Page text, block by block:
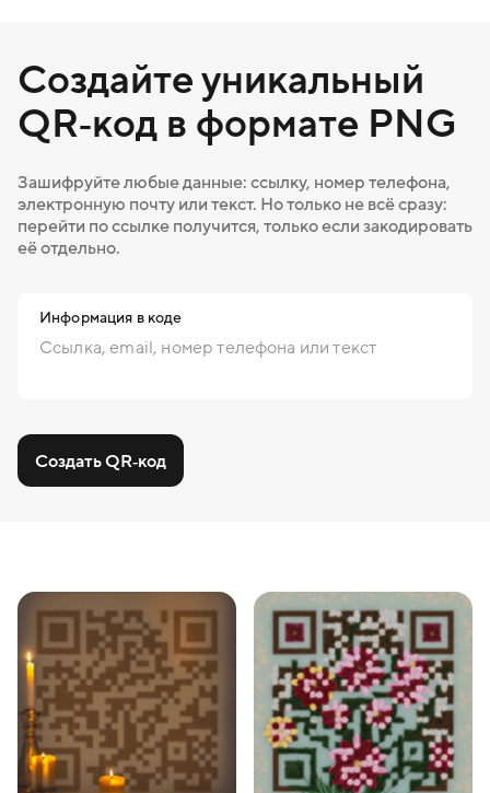
Создайте уникальный
QR‑код в формате PNG
Зашифруйте любые данные: ссылку, номер телефона,
электронную почту или текст. Но только не всё сразу:
перейти по ссылке получится, только если закодировать
её отдельно.
Информация в коде
Создать QR‑код